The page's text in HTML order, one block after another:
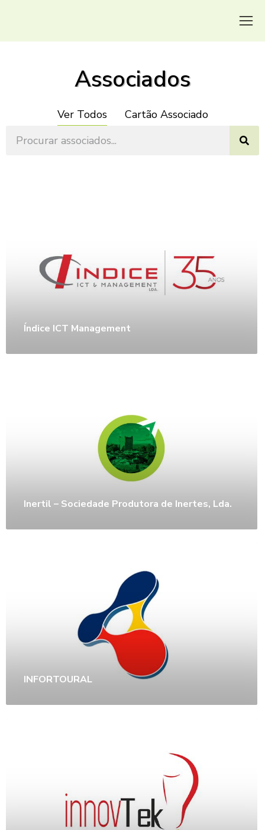
Associados
Ver Todos Cartão Associado
Índice ICT Management
Inertil – Sociedade Produtora de Inertes, Lda.
INFORTOURAL